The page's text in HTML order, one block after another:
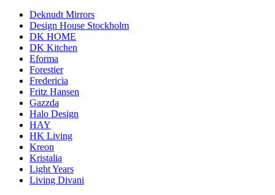
Deknudt Mirrors
Design House Stockholm
DK HOME
DK Kitchen
Eforma
Forestier
Fredericia
Fritz Hansen
Gazzda
Halo Design
HAY
HK Living
Kreon
Kristalia
Light Years
Living Divani